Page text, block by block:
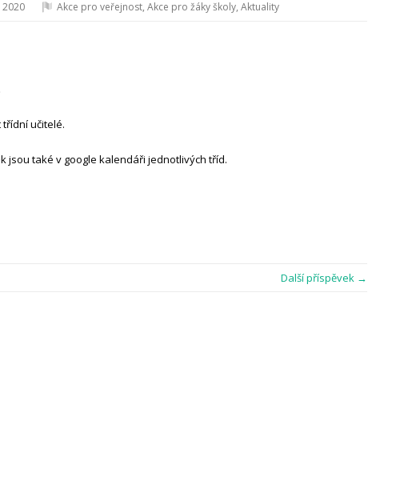
2020 Akce pro veřejnost, Akce pro žáky školy, Aktuality
učitelé.
jsou také v google kalendáři jednotlivých tříd.
Další příspěvek →